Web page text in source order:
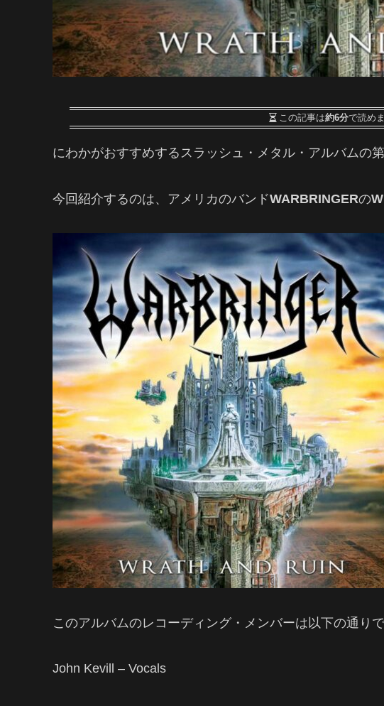
この記事は約6分で読めま
にわかがおすすめするスラッシュ・メタル・アルバムの
今回紹介するのは、アメリカのバンドWARBRINGERの
このアルバムのレコーディング・メンバーは以下の通りで
John Kevill – Vocals